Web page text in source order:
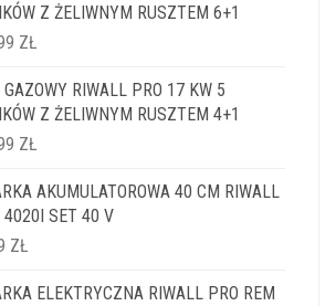
Z ŻELIWNYM RUSZTEM 6+1
ZŁ
GAZOWY RIWALL PRO 17 KW 5
Z ŻELIWNYM RUSZTEM 4+1
ZŁ
AKUMULATOROWA 40 CM RIWALL
4020I SET 40 V
ZŁ
ELEKTRYCZNA RIWALL PRO REM